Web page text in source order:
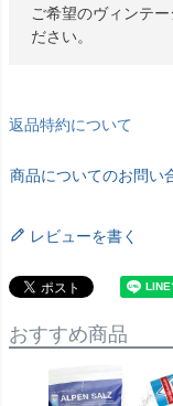
ご希望のヴィンテ
ださい。
返品特約について
商品についてのお問い
レビューを書く
おすすめ商品